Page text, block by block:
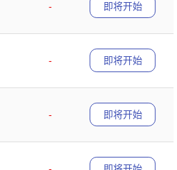
-
即将开始
-
即将开始
-
即将开始